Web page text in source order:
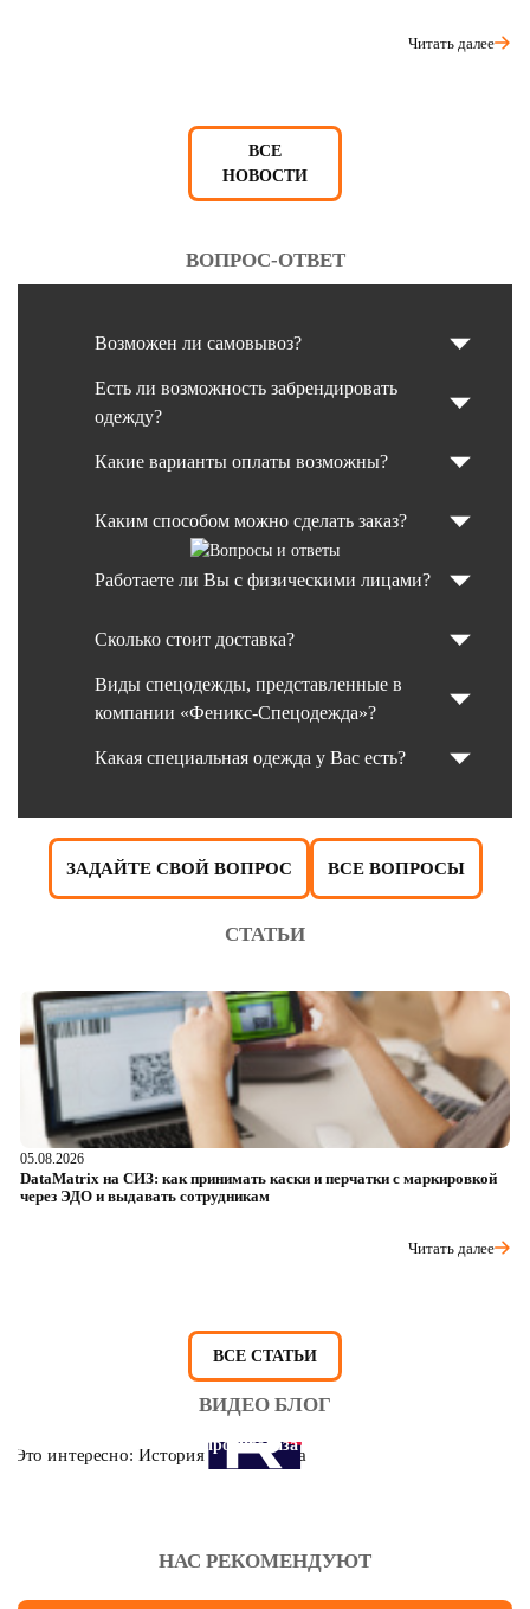
Читать далее
ВСЕ
НОВОСТИ
ВОПРОС-ОТВЕТ
Возможен ли самовывоз?
Есть ли возможность забрендировать
одежду?
Какие варианты оплаты возможны?
Каким способом можно сделать заказ?
Работаете ли Вы с физическими лицами?
Сколько стоит доставка?
Виды спецодежды, представленные в
компании «Феникс-Спецодежда»?
Какая специальная одежда у Вас есть?
ЗАДАЙТЕ СВОЙ ВОПРОС ВСЕ ВОПРОСЫ
СТАТЬИ
05.08.2026
DataMatrix на СИЗ: как принимать каски и перчатки с маркировкой
через ЭДО и выдавать сотрудникам
Читать далее
ВСЕ СТАТЬИ
ВИДЕО БЛОГ
Это интересно: История противогаза
НАС РЕКОМЕНДУЮТ